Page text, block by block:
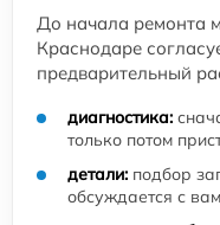
До начала ремонта
Краснодаре
предварительный
диагностика:
только потом
детали: подбор
обсуждается с